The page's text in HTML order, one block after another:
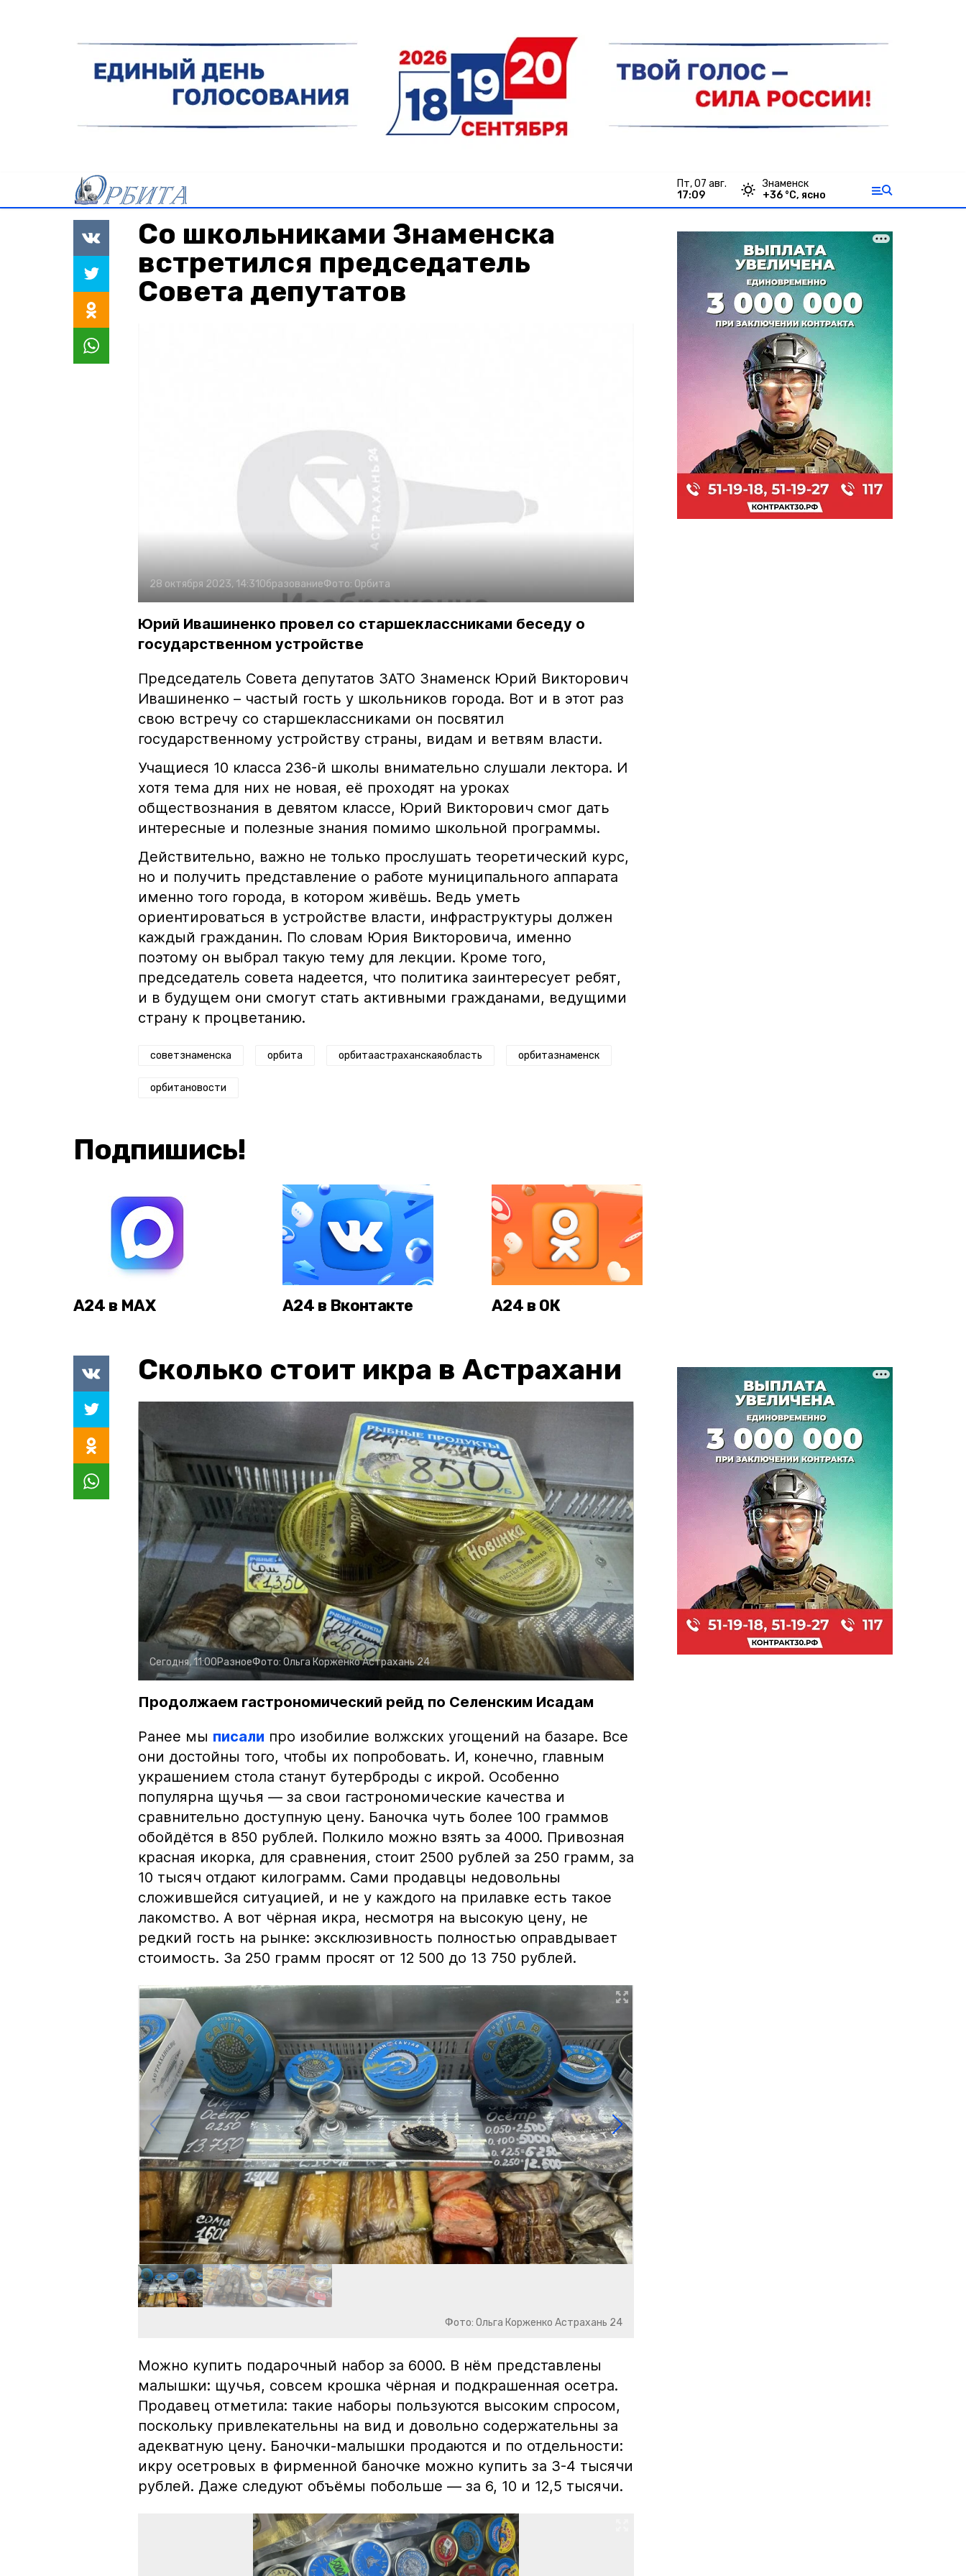
пт, 07 авг.
17:09
Знаменск
+36 °С, ясно
Со школьниками Знаменска
встретился председатель
Совета депутатов
28 октября 2023, 14:31ОбразованиеФото: Орбита
Юрий Ивашиненко провел со старшеклассниками беседу о
государственном устройстве
Председатель Совета депутатов ЗАТО Знаменск Юрий Викторович
Ивашиненко – частый гость у школьников города. Вот и в этот раз
свою встречу со старшеклассниками он посвятил
государственному устройству страны, видам и ветвям власти.
Учащиеся 10 класса 236-й школы внимательно слушали лектора. И
хотя тема для них не новая, её проходят на уроках
обществознания в девятом классе, Юрий Викторович смог дать
интересные и полезные знания помимо школьной программы.
Действительно, важно не только прослушать теоретический курс,
но и получить представление о работе муниципального аппарата
именно того города, в котором живёшь. Ведь уметь
ориентироваться в устройстве власти, инфраструктуры должен
каждый гражданин. По словам Юрия Викторовича, именно
поэтому он выбрал такую тему для лекции. Кроме того,
председатель совета надеется, что политика заинтересует ребят,
и в будущем они смогут стать активными гражданами, ведущими
страну к процветанию.
советзнаменска орбита орбитаастраханскаяобласть орбитазнаменск
орбитановости
Подпишись!
А24 в MAX А24 в Вконтакте А24 в ОК
Сколько стоит икра в Астрахани
Сегодня, 11:00РазноеФото: Ольга КорженкоАстрахань 24
Продолжаем гастрономический рейд по Селенским Исадам
Ранее мы писали про изобилие волжских угощений на базаре. Все
они достойны того, чтобы их попробовать. И, конечно, главным
украшением стола станут бутерброды с икрой. Особенно
популярна щучья — за свои гастрономические качества и
сравнительно доступную цену. Баночка чуть более 100 граммов
обойдётся в 850 рублей. Полкило можно взять за 4000. Привозная
красная икорка, для сравнения, стоит 2500 рублей за 250 грамм, за
10 тысяч отдают килограмм. Сами продавцы недовольны
сложившейся ситуацией, и не у каждого на прилавке есть такое
лакомство. А вот чёрная икра, несмотря на высокую цену, не
редкий гость на рынке: эксклюзивность полностью оправдывает
стоимость. За 250 грамм просят от 12 500 до 13 750 рублей.
Фото: Ольга Корженко Астрахань 24
Можно купить подарочный набор за 6000. В нём представлены
малышки: щучья, совсем крошка чёрная и подкрашенная осетра.
Продавец отметила: такие наборы пользуются высоким спросом,
поскольку привлекательны на вид и довольно содержательны за
адекватную цену. Баночки-малышки продаются и по отдельности:
икру осетровых в фирменной баночке можно купить за 3-4 тысячи
рублей. Даже следуют объёмы побольше — за 6, 10 и 12,5 тысячи.